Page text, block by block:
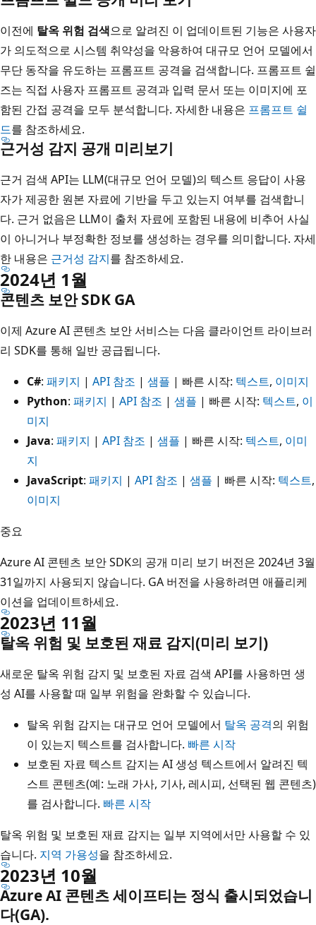
이전에 탈옥 위험 검색으로 알려진 이 업데이트된 기능은 사용자
가 의도적으로 시스템 취약성을 악용하여 대규모 언어 모델에서
무단 동작을 유도하는 프롬프트 공격을 검색합니다. 프롬프트 쉴
즈는 직접 사용자 프롬프트 공격과 입력 문서 또는 이미지에 포
함된 간접 공격을 모두 분석합니다. 자세한 내용은 프롬프트 쉴
드를 참조하세요.
근거성 감지 공개 미리보기
근거 검색 API는 LLM(대규모 언어 모델)의 텍스트 응답이 사용
자가 제공한 원본 자료에 기반을 두고 있는지 여부를 검색합니
다. 근거 없음은 LLM이 출처 자료에 포함된 내용에 비추어 사실
이 아니거나 부정확한 정보를 생성하는 경우를 의미합니다. 자세
한 내용은 근거성 감지를 참조하세요.
2024년 1월
콘텐츠 보안 SDK GA
이제 Azure AI 콘텐츠 보안 서비스는 다음 클라이언트 라이브러
리 SDK를 통해 일반 공급됩니다.
C#: 패키지 | API 참조 | 샘플 | 빠른 시작: 텍스트, 이미지
Python: 패키지 | API 참조 | 샘플 | 빠른 시작: 텍스트, 이
미지
Java: 패키지 | API 참조 | 샘플 | 빠른 시작: 텍스트, 이미
지
JavaScript: 패키지 | API 참조 | 샘플 | 빠른 시작: 텍스트,
이미지
중요
Azure AI 콘텐츠 보안 SDK의 공개 미리 보기 버전은 2024년 3월
31일까지 사용되지 않습니다. GA 버전을 사용하려면 애플리케
이션을 업데이트하세요.
2023년 11월
탈옥 위험 및 보호된 재료 감지(미리 보기)
새로운 탈옥 위험 감지 및 보호된 자료 검색 API를 사용하면 생
성 AI를 사용할 때 일부 위험을 완화할 수 있습니다.
탈옥 위험 감지는 대규모 언어 모델에서 탈옥 공격의 위험
이 있는지 텍스트를 검사합니다. 빠른 시작
보호된 자료 텍스트 감지는 AI 생성 텍스트에서 알려진 텍
스트 콘텐츠(예: 노래 가사, 기사, 레시피, 선택된 웹 콘텐츠)
를 검사합니다. 빠른 시작
탈옥 위험 및 보호된 재료 감지는 일부 지역에서만 사용할 수 있
습니다. 지역 가용성을 참조하세요.
2023년 10월
Azure AI 콘텐츠 세이프티는 정식 출시되었습니
다(GA).